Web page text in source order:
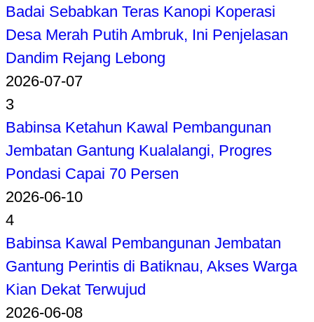
Badai Sebabkan Teras Kanopi Koperasi
Desa Merah Putih Ambruk, Ini Penjelasan
Dandim Rejang Lebong
2026-07-07
3
Babinsa Ketahun Kawal Pembangunan
Jembatan Gantung Kualalangi, Progres
Pondasi Capai 70 Persen
2026-06-10
4
Babinsa Kawal Pembangunan Jembatan
Gantung Perintis di Batiknau, Akses Warga
Kian Dekat Terwujud
2026-06-08